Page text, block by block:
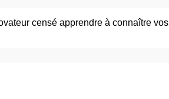
censé apprendre à connaître